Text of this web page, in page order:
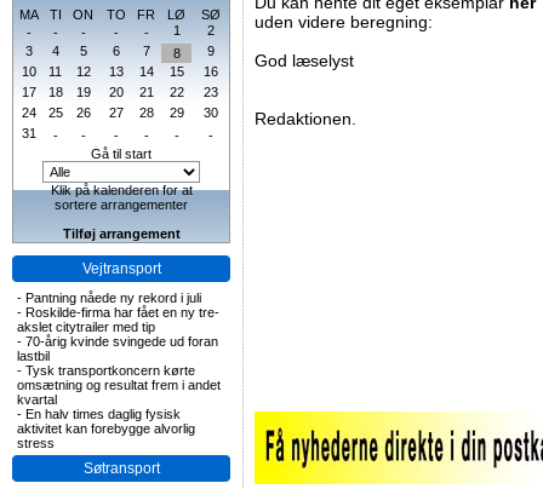
MA TI ON TO FR LØ
SØ
-
- - - - 1
2
3
4 5 6 7 8
9
10
11 12 13 14 15
16
17
18 19 20 21 22
23
24
25 26 27 28 29
30
31
- - - - -
-
Gå til start
Klik på kalenderen for at
sortere arrangementer
Tilføj arrangement
Vejtransport
- Pantning nåede ny rekord i juli
- Roskilde-firma har fået en ny tre-
akslet citytrailer med tip
- 70-årig kvinde svingede ud foran
lastbil
- Tysk transportkoncern kørte
omsætning og resultat frem i andet
kvartal
- En halv times daglig fysisk
aktivitet kan forebygge alvorlig
stress
Søtransport
uden videre beregning:
God læselyst
Redaktionen.